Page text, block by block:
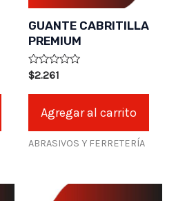
GUANTE CABRITILLA
PREMIUM
Valorado
en
0
$2.261
Agregar al carrito
ABRASIVOS Y FERRETERÍA